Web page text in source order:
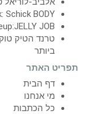
Schick BODY
JOB
טרנד הטיק
ביותר
תפריט האתר
דף הבית
מי אנחנו
כל הכתבות